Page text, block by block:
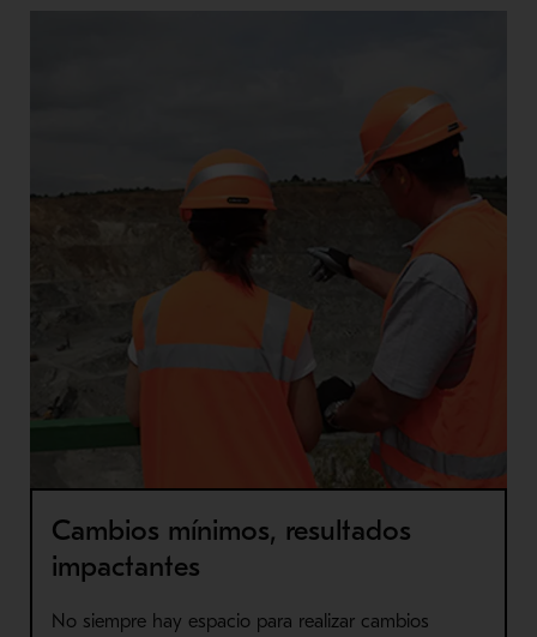
Cambios mínimos, resultados
impactantes
No siempre hay espacio para realizar cambios